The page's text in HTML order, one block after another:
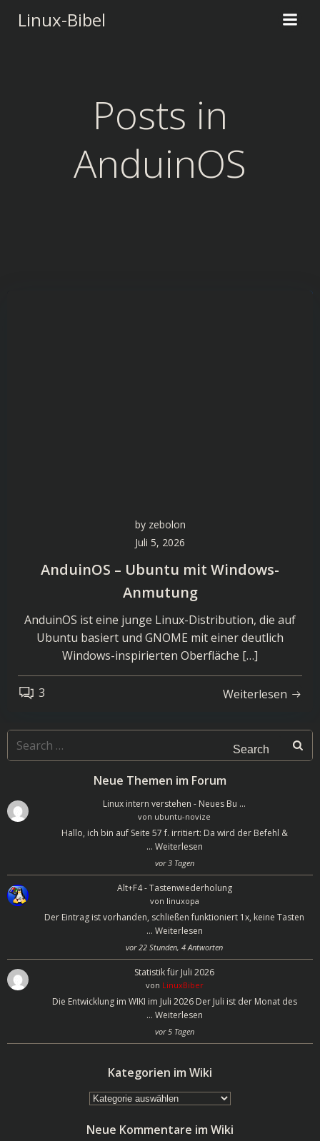
Linux-Bibel
Posts in
AnduinOS
by zebolon
Juli 5, 2026
AnduinOS – Ubuntu mit Windows-
Anmutung
AnduinOS ist eine junge Linux-Distribution, die auf
Ubuntu basiert und GNOME mit einer deutlich
Windows-inspirierten Oberfläche […]
3 Weiterlesen
Search
for:
Neue Themen im Forum
Linux intern verstehen - Neues Bu …
von ubuntu-novize
Hallo, ich bin auf Seite 57 f. irritiert: Da wird der Befehl &
… Weiterlesen
vor 3 Tagen
Alt+F4 - Tastenwiederholung
von linuxopa
Der Eintrag ist vorhanden, schließen funktioniert 1x, keine Tasten
… Weiterlesen
vor 22 Stunden, 4 Antworten
Statistik für Juli 2026
von LinuxBiber
Die Entwicklung im WIKI im Juli 2026 Der Juli ist der Monat des
… Weiterlesen
vor 5 Tagen
Kategorien im Wiki
Kategorien
Wiki
Neue Kommentare im Wiki